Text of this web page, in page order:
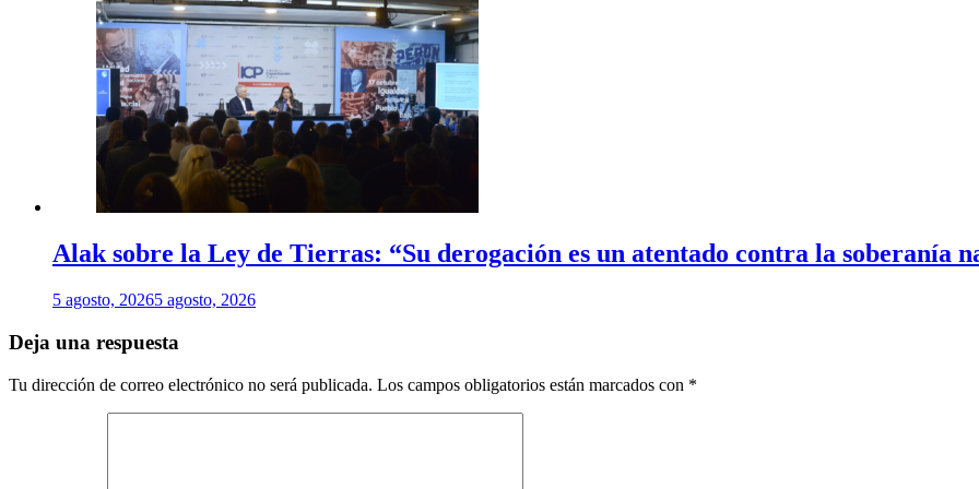
Alak sobre la Ley de Tierras: “Su derogación es un atentado contra la soberanía
5 agosto, 20265 agosto, 2026
Deja una respuesta
Tu dirección de correo electrónico no será publicada. Los campos obligatorios están marcados con *